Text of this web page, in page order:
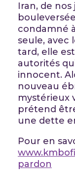
Iran, de nos
condamné
seule, avec
tard, elle
autorités
innocent.
nouveau
mystérieux
prétend
une dette
Pour en
pardon